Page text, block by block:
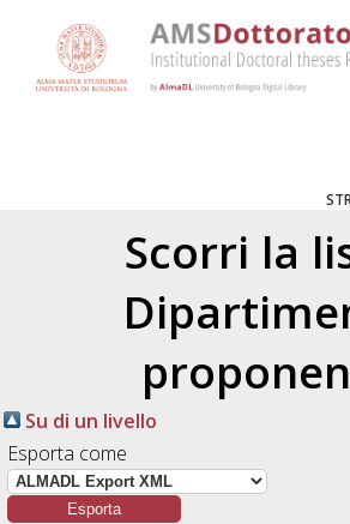
Scorri la
Su di un livello
Esporta come